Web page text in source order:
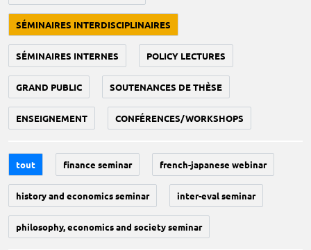
SÉMINAIRES INTERDISCIPLINAIRES
SÉMINAIRES INTERNES POLICY LECTURES
GRAND PUBLIC SOUTENANCES DE THÈSE
ENSEIGNEMENT CONFÉRENCES/WORKSHOPS
tout finance seminar french-japanese webinar
history and economics seminar inter-eval seminar
philosophy, economics and society seminar